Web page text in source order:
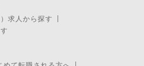
求人から探す